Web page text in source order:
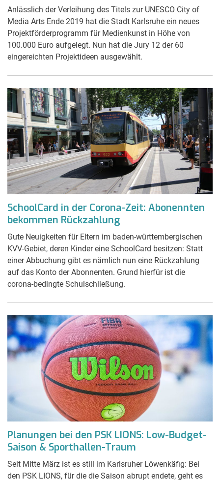
Anlässlich der Verleihung des Titels zur UNESCO City of
Media Arts Ende 2019 hat die Stadt Karlsruhe ein neues
Projektförderprogramm für Medienkunst in Höhe von
100.000 Euro aufgelegt. Nun hat die Jury 12 der 60
eingereichten Projektideen ausgewählt.
SchoolCard in der Corona-Zeit: Abonennten
bekommen Rückzahlung
Gute Neuigkeiten für Eltern im baden-württembergischen
KVV-Gebiet, deren Kinder eine SchoolCard besitzen: Statt
einer Abbuchung gibt es nämlich nun eine Rückzahlung
auf das Konto der Abonnenten. Grund hierfür ist die
corona-bedingte Schulschließung.
Planungen bei den PSK LIONS: Low-Budget-
Saison & Sporthallen-Traum
Seit Mitte März ist es still im Karlsruher Löwenkäfig: Bei
den PSK LIONS, für die die Saison abrupt endete, geht es